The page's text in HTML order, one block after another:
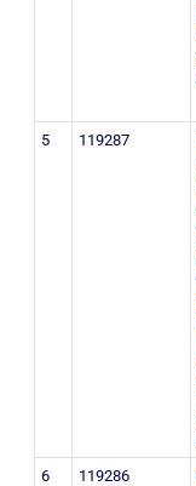
5 119287
6 119286